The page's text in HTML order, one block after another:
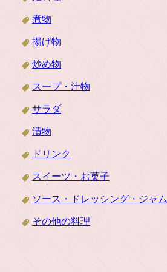
煮物
揚げ物
炒め物
スープ・汁物
サラダ
漬物
ドリンク
スイーツ・お菓子
ソース・ドレッシング・ジャム
その他の料理